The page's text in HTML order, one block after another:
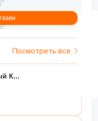
Посмотреть все
К...